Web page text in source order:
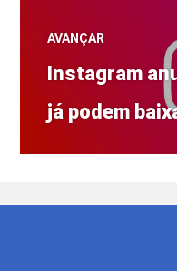
AVANÇAR
Próximo
post:
Instagram
já podem